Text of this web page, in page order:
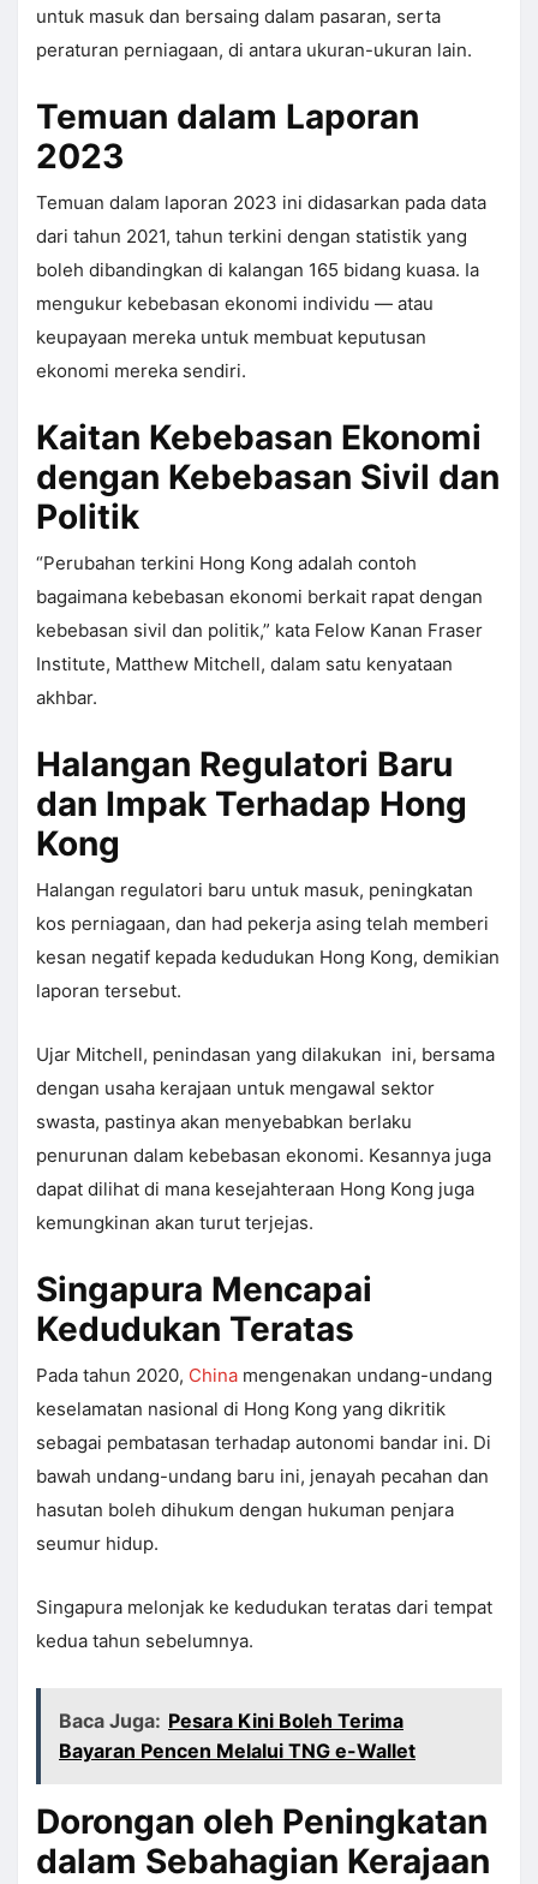
untuk masuk dan bersaing dalam pasaran, serta
peraturan perniagaan, di antara ukuran-ukuran lain.
Temuan dalam Laporan
2023
Temuan dalam laporan 2023 ini didasarkan pada data
dari tahun 2021, tahun terkini dengan statistik yang
boleh dibandingkan di kalangan 165 bidang kuasa. Ia
mengukur kebebasan ekonomi individu — atau
keupayaan mereka untuk membuat keputusan
ekonomi mereka sendiri.
Kaitan Kebebasan Ekonomi
dengan Kebebasan Sivil dan
Politik
“Perubahan terkini Hong Kong adalah contoh
bagaimana kebebasan ekonomi berkait rapat dengan
kebebasan sivil dan politik,” kata Felow Kanan Fraser
Institute, Matthew Mitchell, dalam satu kenyataan
akhbar.
Halangan Regulatori Baru
dan Impak Terhadap Hong
Kong
Halangan regulatori baru untuk masuk, peningkatan
kos perniagaan, dan had pekerja asing telah memberi
kesan negatif kepada kedudukan Hong Kong, demikian
laporan tersebut.
Ujar Mitchell, penindasan yang dilakukan ini, bersama
dengan usaha kerajaan untuk mengawal sektor
swasta, pastinya akan menyebabkan berlaku
penurunan dalam kebebasan ekonomi. Kesannya juga
dapat dilihat di mana kesejahteraan Hong Kong juga
kemungkinan akan turut terjejas.
Singapura Mencapai
Kedudukan Teratas
Pada tahun 2020, China mengenakan undang-undang
keselamatan nasional di Hong Kong yang dikritik
sebagai pembatasan terhadap autonomi bandar ini. Di
bawah undang-undang baru ini, jenayah pecahan dan
hasutan boleh dihukum dengan hukuman penjara
seumur hidup.
Singapura melonjak ke kedudukan teratas dari tempat
kedua tahun sebelumnya.
Baca Juga: Pesara Kini Boleh Terima
Bayaran Pencen Melalui TNG e-Wallet
Dorongan oleh Peningkatan
dalam Sebahagian Kerajaan